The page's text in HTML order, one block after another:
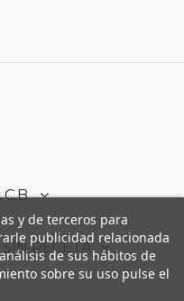
RECETA
y de terceros para
publicidad relacionada
de sus hábitos de
sobre su uso pulse el